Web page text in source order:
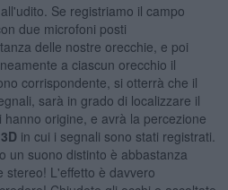
Se registriamo il campo
due microfoni posti
delle nostre orecchie, e poi
a ciascun orecchio il
corrispondente, si otterrà che il
sarà in grado di localizzare il
origine, e avrà la percezione
in cui i segnali sono stati registrati.
un suono distinto è abbastanza
stereo! L'effetto è davvero